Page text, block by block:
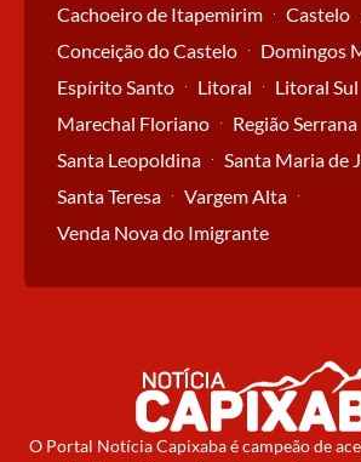
Cachoeiro de Itapemirim
Castelo
Conceição do Castelo
Domingos
Espírito Santo
Litoral
Litoral Sul
Marechal Floriano
Região Serrana
Santa Leopoldina
Santa Maria de
Santa Teresa
Vargem Alta
Venda Nova do Imigrante
O Portal Notícia Capixaba é campeão de